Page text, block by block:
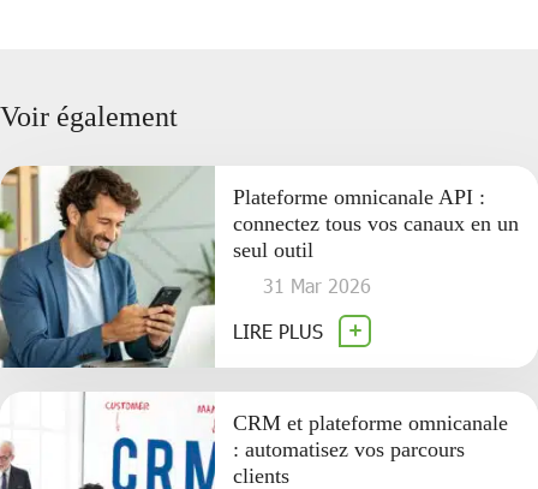
Voir également
Plateforme omnicanale API :
connectez tous vos canaux en un
seul outil
31 Mar 2026
LIRE PLUS
CRM et plateforme omnicanale
: automatisez vos parcours
clients